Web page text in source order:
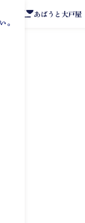
あばうと大戸屋